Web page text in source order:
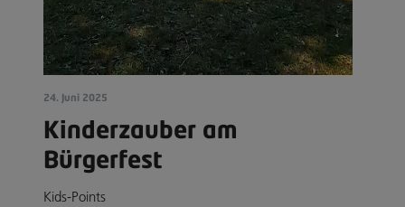
24. Juni 2025
Kinderzauber am
Bürgerfest
Kids-Points